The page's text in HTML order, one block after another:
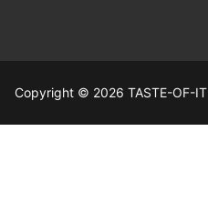
Copyright © 2026 TASTE-OF-IT